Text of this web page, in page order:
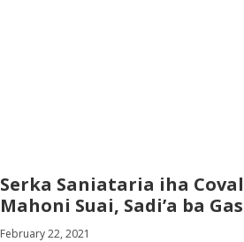
Serka Saniataria iha
Mahoni Suai, Sadi’a ba
February 22, 2021